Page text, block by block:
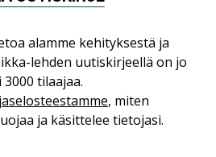
säästää euroja
on vailla toimivaa
alamme kehityksestä ja
lehden uutiskirjeellä on jo
3000 tilaajaa.
, miten
ja käsittelee tietojasi.